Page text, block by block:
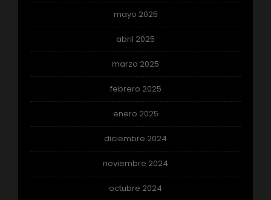
mayo 2025
abril 2025
marzo 2025
febrero 2025
enero 2025
diciembre 2024
noviembre 2024
octubre 2024